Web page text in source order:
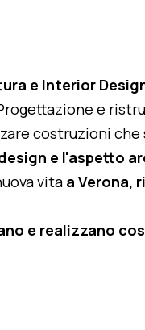
e Interior
e
costruzioni
e l'aspetto
vita a Verona,
e realizzano